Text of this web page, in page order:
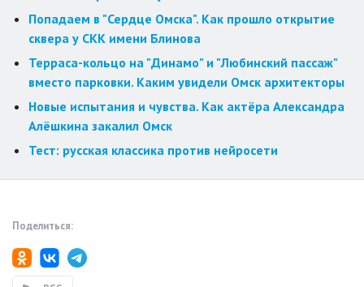
Попадаем в "Сердце Омска". Как прошло открытие
сквера у СКК имени Блинова
Терраса-кольцо на "Динамо" и "Любинский пассаж"
вместо парковки. Каким увидели Омск архитекторы
Новые испытания и чувства. Как актёра Александра
Алёшкина закалил Омск
Тест: русская классика против нейросети
Поделиться: